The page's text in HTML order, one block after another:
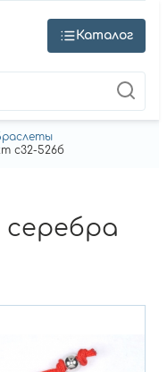
Каталог
с32-526б